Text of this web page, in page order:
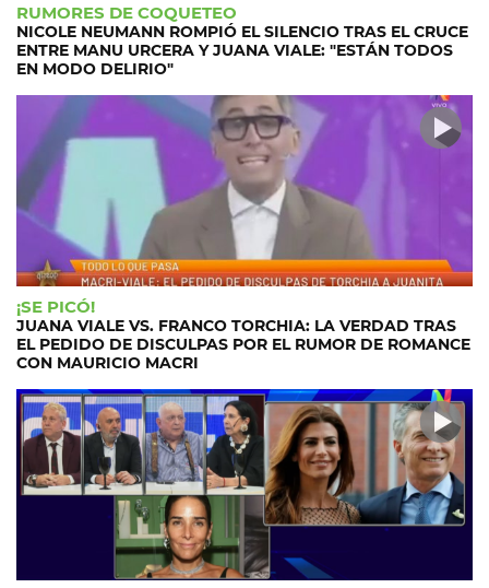
RUMORES DE COQUETEO
NICOLE NEUMANN ROMPIÓ EL SILENCIO TRAS EL CRUCE
ENTRE MANU URCERA Y JUANA VIALE: "ESTÁN TODOS
EN MODO DELIRIO"
¡SE PICÓ!
JUANA VIALE VS. FRANCO TORCHIA: LA VERDAD TRAS
EL PEDIDO DE DISCULPAS POR EL RUMOR DE ROMANCE
CON MAURICIO MACRI